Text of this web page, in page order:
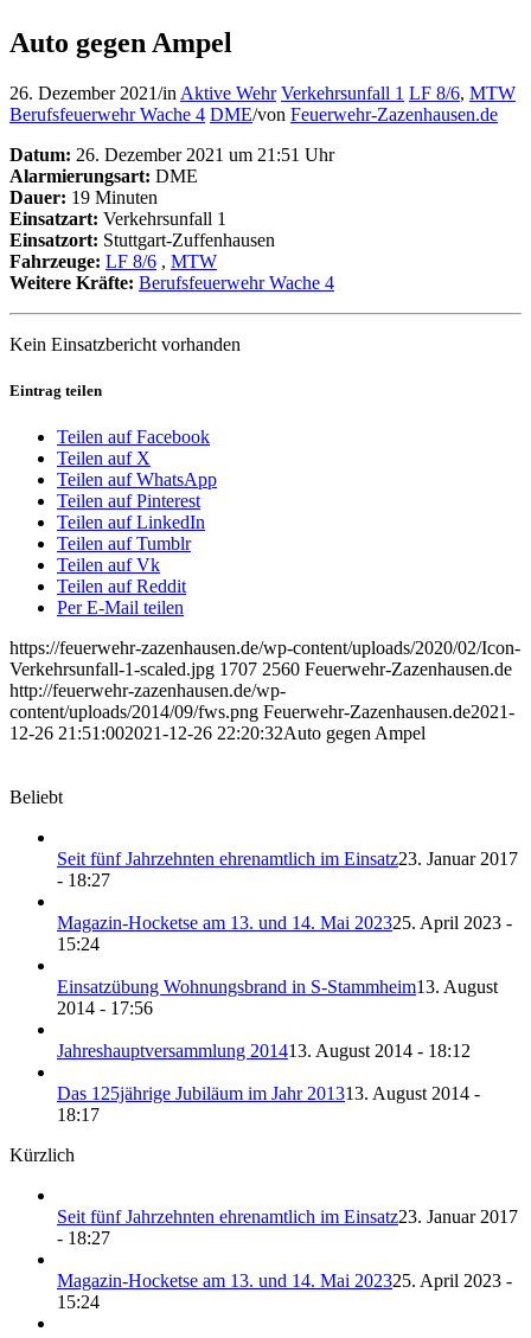
Auto gegen Ampel
26. Dezember 2021/in Aktive Wehr Verkehrsunfall 1 LF 8/6, MTW
Berufsfeuerwehr Wache 4 DME/von Feuerwehr-Zazenhausen.de
Datum: 26. Dezember 2021 um 21:51 Uhr
Alarmierungsart: DME
Dauer: 19 Minuten
Einsatzart: Verkehrsunfall 1
Einsatzort: Stuttgart-Zuffenhausen
Fahrzeuge: LF 8/6 , MTW
Weitere Kräfte: Berufsfeuerwehr Wache 4
Kein Einsatzbericht vorhanden
Eintrag teilen
Teilen auf Facebook
Teilen auf X
Teilen auf WhatsApp
Teilen auf Pinterest
Teilen auf LinkedIn
Teilen auf Tumblr
Teilen auf Vk
Teilen auf Reddit
Per E-Mail teilen
https://feuerwehr-zazenhausen.de/wp-content/uploads/2020/02/Icon-
Verkehrsunfall-1-scaled.jpg 1707 2560 Feuerwehr-Zazenhausen.de
http://feuerwehr-zazenhausen.de/wp-
content/uploads/2014/09/fws.png Feuerwehr-Zazenhausen.de2021-
12-26 21:51:002021-12-26 22:20:32Auto gegen Ampel
Beliebt
Seit fünf Jahrzehnten ehrenamtlich im Einsatz23. Januar 2017
- 18:27
Magazin-Hocketse am 13. und 14. Mai 202325. April 2023 -
15:24
Einsatzübung Wohnungsbrand in S-Stammheim13. August
2014 - 17:56
Jahreshauptversammlung 201413. August 2014 - 18:12
Das 125jährige Jubiläum im Jahr 201313. August 2014 -
18:17
Kürzlich
Seit fünf Jahrzehnten ehrenamtlich im Einsatz23. Januar 2017
- 18:27
Magazin-Hocketse am 13. und 14. Mai 202325. April 2023 -
15:24